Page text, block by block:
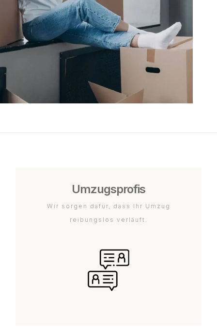
Umzugsprofis
Wir sorgen dafür, dass Ihr Umzug
reibungslos verläuft.